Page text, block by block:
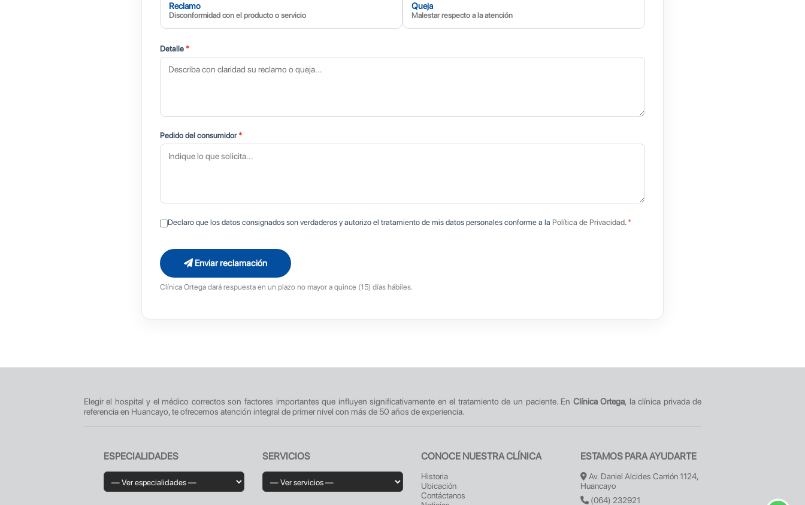
Reclamo
Disconformidad con el producto o servicio
Queja
Malestar respecto a la atención
Detalle *
Pedido del consumidor *
Declaro que los datos consignados son verdaderos y autorizo el tratamiento de mis datos personales conforme a la Política de Privacidad. *
Enviar reclamación
Clínica Ortega dará respuesta en un plazo no mayor a quince (15) días hábiles.
Elegir el hospital y el médico correctos son factores importantes que influyen significativamente en el tratamiento de un paciente. En Clínica Ortega, la clínica privada de
referencia en Huancayo, te ofrecemos atención integral de primer nivel con más de 50 años de experiencia.
ESPECIALIDADES SERVICIOS CONOCE NUESTRA CLÍNICA
Historia
Ubicación
Contáctanos
ESTAMOS PARA AYUDARTE
Av. Daniel Alcides Carrión 1124,
Huancayo
(064) 232921